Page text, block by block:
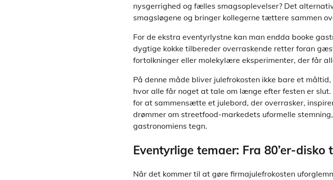
nysgerrighed og fælles smagsoplevelser? Det
smagsløgene og bringer kollegerne tættere sammen
For de ekstra eventyrlystne kan man endda booke
dygtige kokke tilbereder overraskende retter foran
fortolkninger eller molekylære eksperimenter, der får
På denne måde bliver julefrokosten ikke bare et
hvor alle får noget at tale om længe efter festen er
for at sammensætte et julebord, der overrasker,
drømmer om streetfood-markedets uformelle
gastronomiens tegn.
Eventyrlige temaer: Fra 80’er-disko
Når det kommer til at gøre firmajulefrokosten